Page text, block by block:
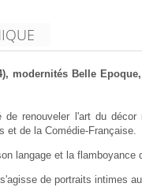
modernités Belle
renouveler l'art du
et de la Comédie-Française.
langage et la
de portraits intimes